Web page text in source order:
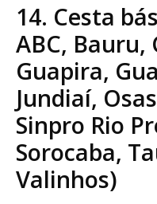
14. Cesta
ABC, Bauru,
Guapira,
Jundiaí,
Sinpro Rio
Sorocaba,
Valinhos)